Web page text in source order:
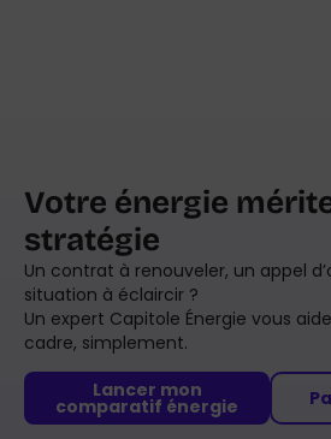
Votre énergie
stratégie
Un contrat à renouveler, un appel
situation à éclaircir ?
Un expert Capitole Énergie vous
cadre, simplement.
Lancer mon
comparatif énergie